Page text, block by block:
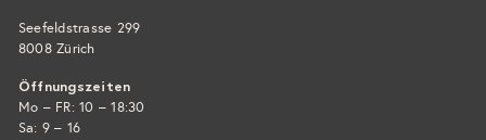
Seefeldstrasse 299
8008 Zürich
Öffnungszeiten
Mo – FR: 10 – 18:30
Sa: 9 – 16